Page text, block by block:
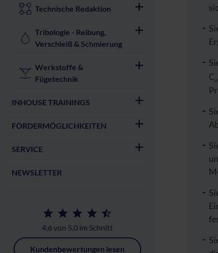
Technische Redaktion
Tribologie - Reibung,
Verschleiß & Schmierung
Werkstoffe &
Fügetechnik
INHOUSE TRAININGS
FÖRDERMÖGLICHKEITEN
SERVICE
NEWSLETTER
4,6 von 5,0 im Schnitt
Kundenbewertungen lesen
C